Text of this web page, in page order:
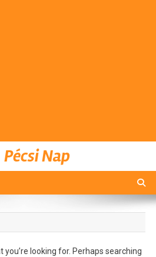
Pécsi Nap
you’re looking for. Perhaps searching